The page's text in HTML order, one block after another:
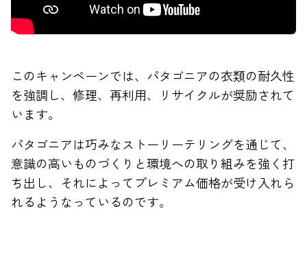
このキャンペーンでは、パタゴニアの衣類の耐久性
を強調し、修理、再利用、リサイクルが奨励されて
います。
パタゴニアは巧みなストーリーテリングを通じて、
意識の高いものづくりと環境への取り組みを強く打
ち出し、それによってプレミアム価格が受け入れら
れるようなっているのです。